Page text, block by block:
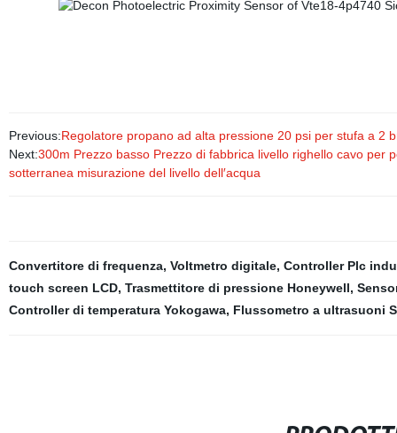
Previous:Regolatore propano ad alta pressione 20 psi per stufa a 2
Next:300m Prezzo basso Prezzo di fabbrica livello righello cavo
sotterranea misurazione del livello dell′acqua
Convertitore di frequenza, Voltmetro digitale, Controller Plc
touch screen LCD, Trasmettitore di pressione Honeywell,
Controller di temperatura Yokogawa, Flussometro a ultrasuoni